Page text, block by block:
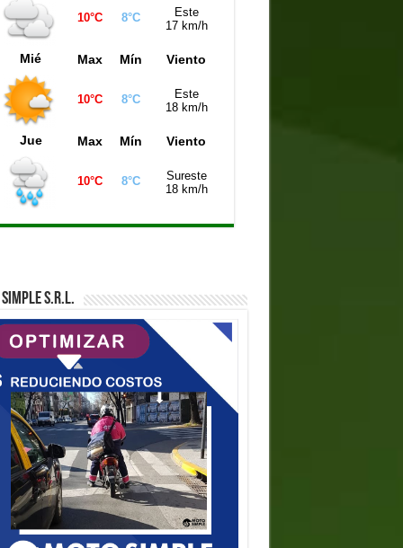
Montevideo (21:00 hs)
10°C 8°C
Este
17 km/h
Mié Max Mín Viento
10°C 8°C
Este
18 km/h
Jue Max Mín Viento
10°C 8°C
Sureste
18 km/h
S.R.L.